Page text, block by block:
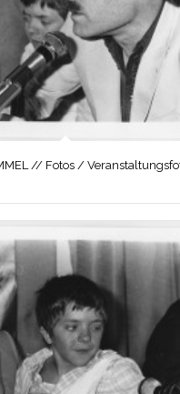
// Fotos /